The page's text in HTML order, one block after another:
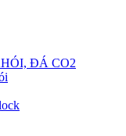
ĐÁ CO2